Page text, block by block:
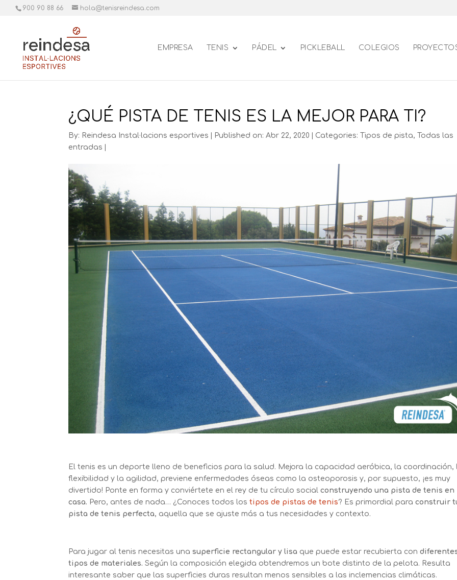
900 90 88 66 hola@tenisreindesa.com
EMPRESA TENIS PÁDEL PICKLEBALL COLEGIOS
¿QUÉ PISTA DE TENIS ES LA MEJOR PARA TI?
By: Reindesa Instal·lacions esportives Published on: Abr 22, 2020 Categories: Tipos de pista, Todas las
entradas
El tenis es un deporte lleno de beneficios para la salud. Mejora la capacidad aeróbica, la coordinación,
flexibilidad y la agilidad, previene enfermedades óseas como la osteoporosis y, por supuesto, ¡es muy
divertido! Ponte en forma y conviértete en el rey de tu círculo socialconstruyendo una pista de tenis en
casa. Pero, antes de nada… ¿Conoces todos los tipos de pistas de tenis? Es primordial para construir
pista de tenis perfecta, aquella que se ajuste más a tus necesidades y contexto.
Para jugar al tenis necesitas unasuperficie rectangular y lisa que puede estar recubierta con
tipos de materiales. Según la composición elegida obtendremos un bote distinto de la pelota. Resulta
interesante saber que las superficies duras resultan menos sensibles a las inclemencias climáticas.